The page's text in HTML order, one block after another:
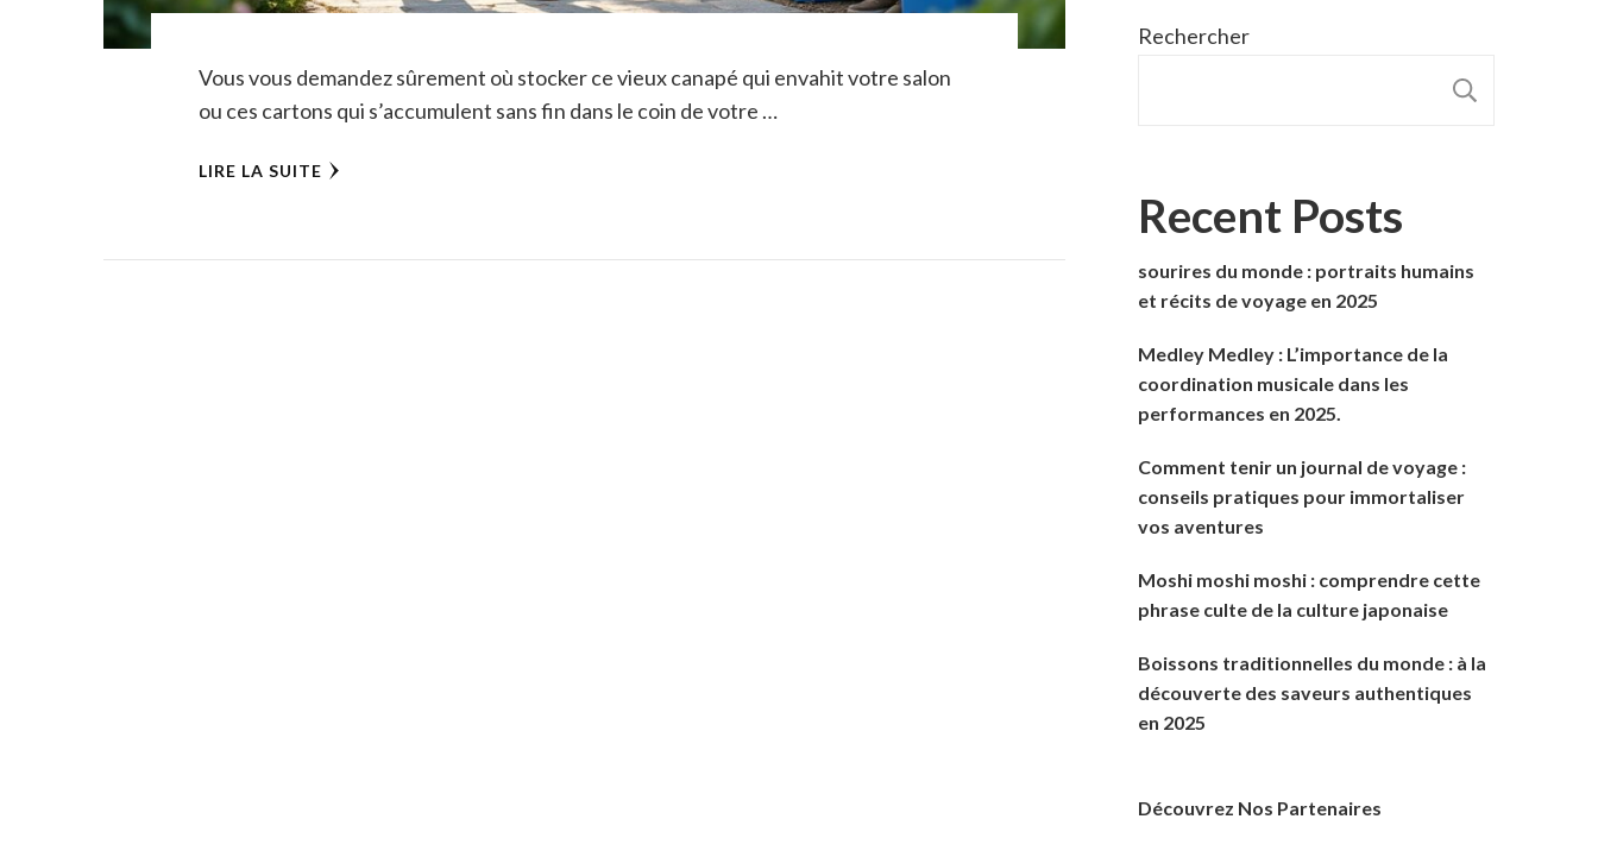
Vous vous demandez sûrement où stocker ce vieux canapé qui envahit votre salon
ou ces cartons qui s’accumulent sans fin dans le coin de votre …
LIRE LA SUITE
Rechercher
Recent Posts
sourires du monde : portraits humains
et récits de voyage en 2025
Medley Medley : L’importance de la
coordination musicale dans les
performances en 2025.
Comment tenir un journal de voyage :
conseils pratiques pour immortaliser
vos aventures
Moshi moshi moshi : comprendre cette
phrase culte de la culture japonaise
Boissons traditionnelles du monde : à la
découverte des saveurs authentiques
en 2025
Découvrez Nos Partenaires